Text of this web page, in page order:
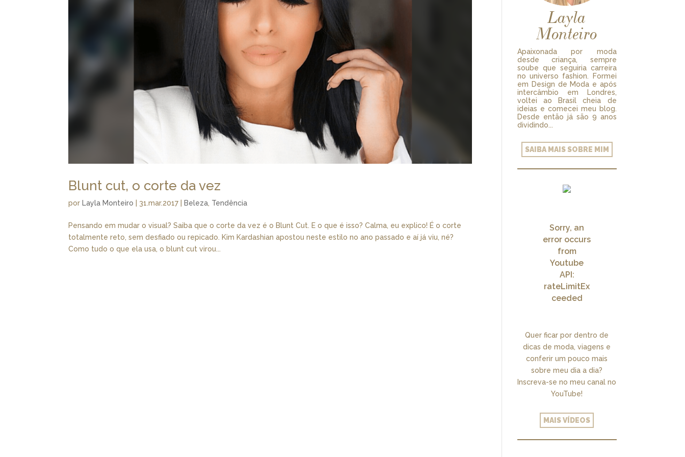
Blunt cut, o corte da vez
porLayla Monteiro | 31.mar.2017 |Beleza, Tendência
Pensando em mudar o visual? Saiba que o corte da vez é o Blunt Cut. E o que é isso? Calma, eu explico! É o corte
totalmente reto, sem desfiado ou repicado. Kim Kardashian apostou neste estilo no ano passado e aí já viu, né?
Como tudo o que ela usa, o blunt cut virou...
Layla
Monteiro
Apaixonada por moda
desde criança, sempre
soube que seguiria carreira
no universo fashion. Formei
em Design de Moda e após
intercâmbio em Londres,
voltei ao Brasil cheia de
ideias e comecei meu blog.
Desde então já são 9 anos
dividindo...
SAIBA MAIS SOBRE MIM
Sorry, an
error occurs
from
Youtube
API:
rateLimitEx
ceeded
Quer ficar por dentro de
dicas de moda, viagens e
conferir um pouco mais
sobre meu dia a dia?
Inscreva-se no meu canal no
YouTube!
MAIS VÍDEOS